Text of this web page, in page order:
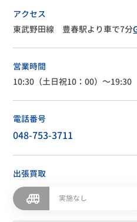
アクセス
東武野田線 豊春駅より車で7分
営業時間
10:30（土日祝10：00）～19:30
電話番号
048-753-3711
出張買取
実施なし